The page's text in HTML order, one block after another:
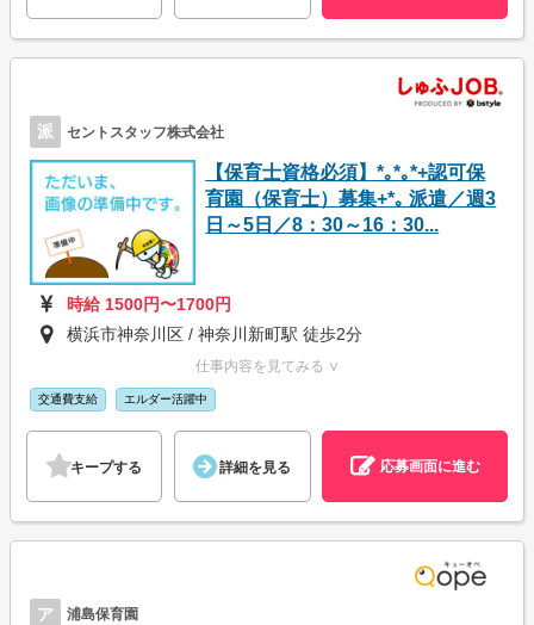
派 セントスタッフ株式会社
【保育士資格必須】*｡*｡*+認可保
育園（保育士）募集+*｡ 派遣／週3
日～5日／8：30～16：30...
時給 1500円〜1700円
横浜市神奈川区 / 神奈川新町駅 徒歩2分
仕事内容を見てみる ∨
交通費支給 エルダー活躍中
キープする 詳細を見る 応募画面に進む
ア 浦島保育園